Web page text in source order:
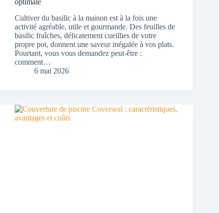
optimale
Cultiver du basilic à la maison est à la fois une
activité agréable, utile et gourmande. Des feuilles de
basilic fraîches, délicatement cueillies de votre
propre pot, donnent une saveur inégalée à vos plats.
Pourtant, vous vous demandez peut-être :
comment…
6 mai 2026